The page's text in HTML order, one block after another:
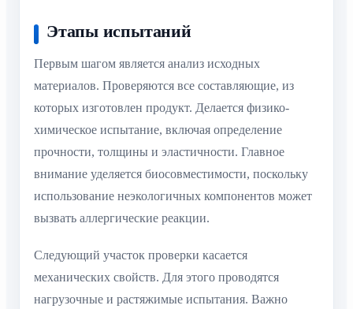
Этапы испытаний
Первым шагом является анализ исходных
материалов. Проверяются все составляющие, из
которых изготовлен продукт. Делается физико-
химическое испытание, включая определение
прочности, толщины и эластичности. Главное
внимание уделяется биосовместимости, поскольку
использование неэкологичных компонентов может
вызвать аллергические реакции.
Следующий участок проверки касается
механических свойств. Для этого проводятся
нагрузочные и растяжимые испытания. Важно